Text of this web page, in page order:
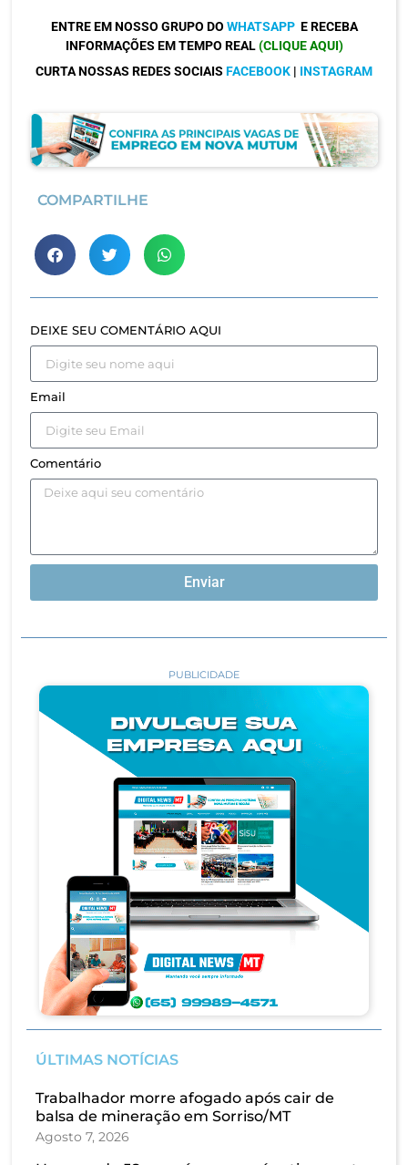
ENTRE EM NOSSO GRUPO DO WHATSAPP E RECEBA
INFORMAÇÕES EM TEMPO REAL(CLIQUE AQUI)
CURTA NOSSAS REDES SOCIAIS FACEBOOK | INSTAGRAM
COMPARTILHE
DEIXE SEU COMENTÁRIO AQUI
Email
Comentário
Enviar
PUBLICIDADE
ÚLTIMAS NOTÍCIAS
Trabalhador morre afogado após cair de
balsa de mineração em Sorriso/MT
Agosto 7, 2026